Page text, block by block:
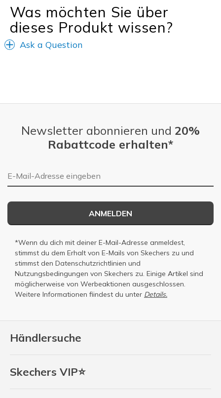
Travel
Width
Feels true to width
Sizing
Feels true to size
Was möchten Sie über
dieses Produkt wissen?
Ask a Question
Händlersuche
Skechers VIP⭐
Newsletter abonnieren und 20%
Rabattcode erhalten*
E-Mail-Adresse
ANMELDEN
*Wenn du dich mit deiner E-Mail-Adresse anmeldest,
stimmst du dem Erhalt von E-Mails von Skechers zu und
stimmst den Datenschutzrichtlinien und
Nutzungsbedingungen von Skechers zu. Einige Artikel sind
möglicherweise von Werbeaktionen ausgeschlossen.
Weitere Informationen fiindest du unter Details.